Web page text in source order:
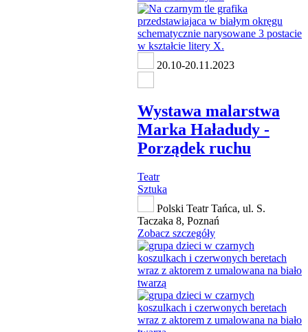
20.10-20.11.2023
Wystawa malarstwa
Marka Haładudy -
Porządek ruchu
Teatr
Sztuka
Polski Teatr Tańca, ul. S.
Taczaka 8, Poznań
Zobacz szczegóły